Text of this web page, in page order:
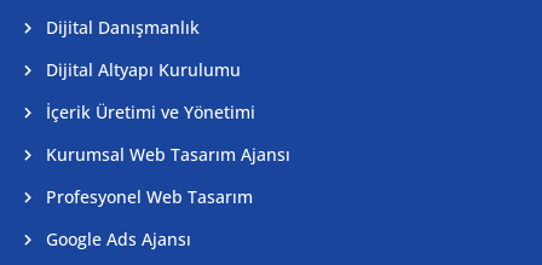
Dijital Danışmanlık
Dijital Altyapı Kurulumu
İçerik Üretimi ve Yönetimi
Kurumsal Web Tasarım Ajansı
Profesyonel Web Tasarım
Google Ads Ajansı